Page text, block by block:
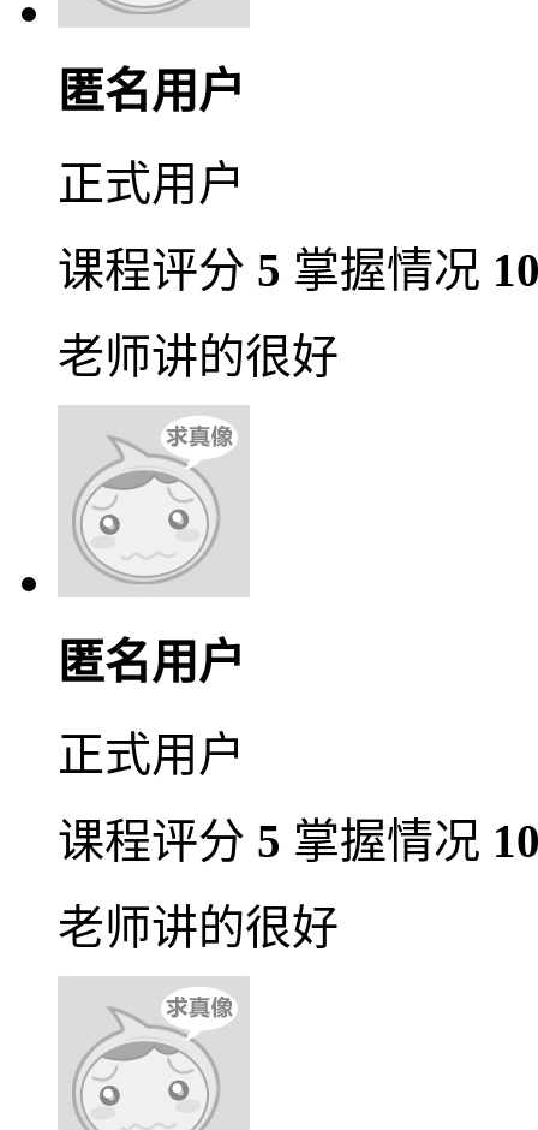
匿名用户
正式用户
课程评分 5 掌握情况
老师讲的很好
匿名用户
正式用户
课程评分 5 掌握情况
老师讲的很好